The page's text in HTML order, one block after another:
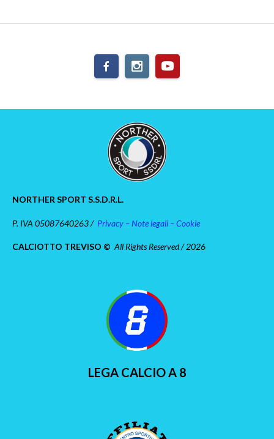
NORTHER SPORT S.S.D.R.L.
P. IVA 05087640263 / Privacy – Note legali – Cookie
CALCIOTTO TREVISO © All Rights Reserved / 2026
LEGA CALCIO A 8